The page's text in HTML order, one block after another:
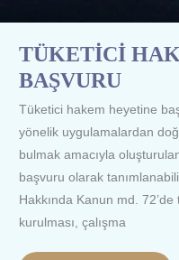
TÜKETİCİ
BAŞVURU
Tüketici hakem heyetine
yönelik uygulamalardan
bulmak amacıyla
başvuru olarak
Hakkında Kanun md.
kurulması, çalışma